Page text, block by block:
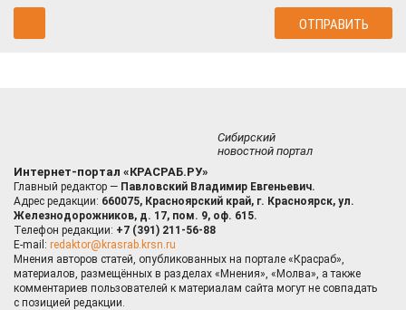
Сибирский
новостной портал
Интернет-портал «КРАСРАБ.РУ»
Главный редактор — Павловский Владимир Евгеньевич.
Адрес редакции: 660075, Красноярский край, г. Красноярск, ул.
Железнодорожников, д. 17, пом. 9, оф. 615.
Телефон редакции: +7 (391) 211-56-88
E-mail: redaktor@krasrab.krsn.ru
Мнения авторов статей, опубликованных на портале «Красраб»,
материалов, размещённых в разделах «Мнения», «Молва», а также
комментариев пользователей к материалам сайта могут не совпадать
с позицией редакции.